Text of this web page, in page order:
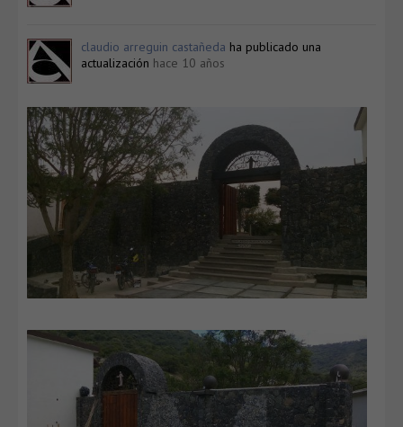
claudio arreguin castañeda ha publicado una
actualización hace 10 años